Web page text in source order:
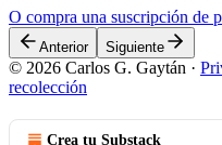
O compra una suscripción de
Anterior Siguiente
© 2026 Carlos G. Gaytán ·
recolección
Crea tu Substack